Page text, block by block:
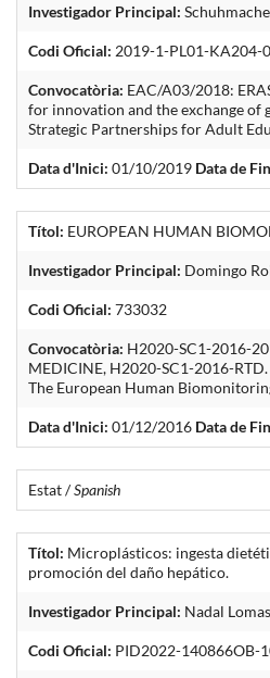
Investigador Principal:
Codi Oficial: 2019-1-PL01-KA204-
Convocatòria: EAC/A03/2018:
for innovation and the exchange of
Strategic Partnerships for Adult
Data d'Inici: 01/10/2019 Data de
Títol: EUROPEAN HUMAN
Investigador Principal: Domingo
Codi Oficial: 733032
Convocatòria: H2020-SC1-2016-
MEDICINE, H2020-SC1-2016-
The European Human
Data d'Inici: 01/12/2016 Data de
Estat /Spanish
Títol: Microplásticos: ingesta
promoción del daño hepático.
Investigador Principal: Nadal
Codi Oficial: PID2022-140866OB-